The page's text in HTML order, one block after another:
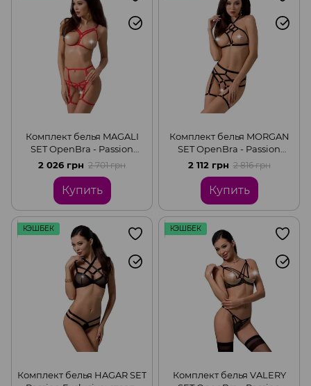
Комплект белья MAGALI
SET OpenBra - Passion
Exclusive: стрэпы: лиф,
трусики и пояс, Red, L/XL
2 026 грн 2 701 грн
Купить
Комплект белья MORGAN
SET OpenBra - Passion
Exclusive: стрэпы: трусики,
лиф, пояс, Black, L/XL
2 112 грн 2 816 грн
Купить
КЭШБЕК
Комплект белья HAGAR SET
КЭШБЕК
Комплект белья VALERY